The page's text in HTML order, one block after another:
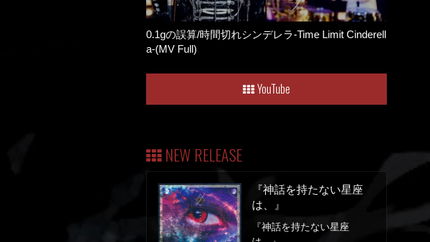
0.1gの誤算/時間切れシンデレラ-Time Limit Cinderell
a-(MV Full)
YouTube
NEW RELEASE
『神話を持たない星座
は、』
『神話を持たない星座